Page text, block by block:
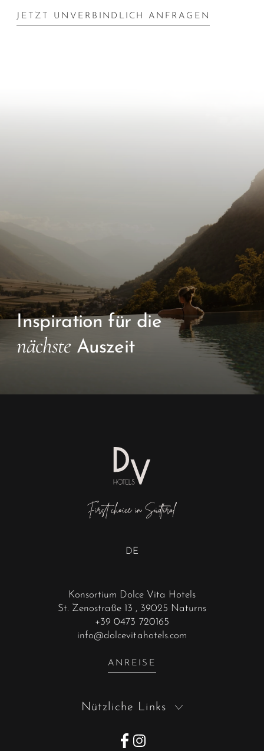
JETZT UNVERBINDLICH ANFRAGEN
Inspiration für die
nächste Auszeit
Konsortium Dolce Vita Hotels
St. Zenostraße 13 , 39025 Naturns
+39 0473 720165
info@dolcevitahotels.com
ANREISE
DE
Nützliche Links